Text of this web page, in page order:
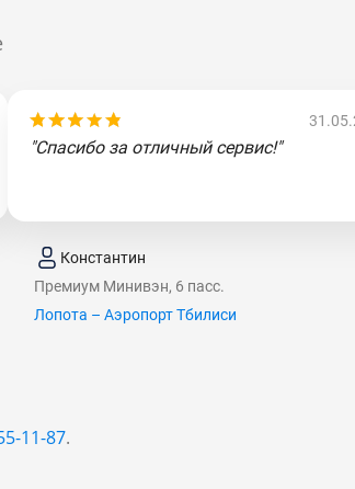
"Спасибо за отличный сервис!"
Константин
Премиум Минивэн, 6 пасс.
Лопота – Аэропорт Тбилиси
11-87.